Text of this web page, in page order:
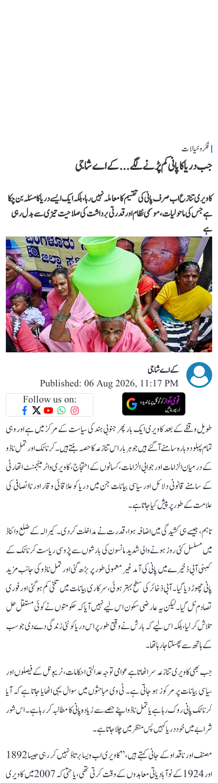
فکر و خیالات
جب دریا کا پانی کم پڑنے لگے...کے اے شاجی
کاویری تنازع اب صرف پانی کی تقسیم کا معاملہ نہیں رہا، بلکہ ایک ایسے دریا کا مسئلہ بن چکا
ہے جس کی ماحولیات، موسمی نظام اور قدرتی برداشت کی صلاحیت تیزی سے بدل رہی
ہے
کے اے شاجی
Published: 06 Aug 2026, 11:17 PM
Follow us on:
طویل وقفے کے بعد کاویری ایک بار پھر جنوبی ہند کی سیاست کے مرکز میں ہے اور وہی
تمام پہلو دوبارہ سامنے آ گئے ہیں جو ہر بار اس تنازعہ کا حصہ بنتے ہیں۔ کرناٹک اور تمل ناڈو
کے درمیان الزامات اور جوابی الزامات، کسانوں کے احتجاج، کاویری واٹر مینجمنٹ اتھارٹی
کے سامنے قانونی دلائل اور سیاسی بیانات جن میں دریا کو علاقائی وقار اور ناانصافی کی
علامت کے طور پر پیش کیا جاتا ہے۔
تاہم، جیسے ہی کشیدگی میں اضافہ ہوا، قدرت نے مداخلت کر دی۔ کیرالہ کے ضلع وائناڈ
میں مسلسل کئی روز ہونے والی شدید مانسون کی بارشوں سے پڑوسی ریاست کرناٹک کے
کبنی آبی ذخیرے میں پانی کی آمد غیر معمولی طور پر بڑھ گئی اور تمل ناڈو کی جانب مزید
پانی چھوڑ دیا گیا۔ آبی ذخائر کی سطح بہتر ہوئی، سرکاری بیانات میں تلخی کم ہو گئی اور فوری
تصادم ٹل گیا۔ لیکن یہ عارضی سکون اس لیے نہیں آیا کہ حکومتوں نے کوئی مستقل حل
تلاش کر لیا، بلکہ اس لیے کہ بارش نے وقتی طور پر اس دریا کو نئی زندگی دے دی جو سب
کے ہاتھ سے پھسلتا جا رہا تھا۔
جب بھی کاویری تنازعہ سر اٹھاتا ہے عوامی توجہ عدالتی احکامات، ٹریبونل کے فیصلوں اور
سیاسی بیانات پر مرکوز ہو جاتی ہے۔ ٹی وی مباحثوں میں سوال یہی اٹھایا جاتا ہے کہ آیا
کرناٹک پانی روک رہا ہے یا تمل ناڈو اپنے حصے سے زیادہ پانی کا مطالبہ کر رہا ہے۔ اس شور
شرابے میں خود دریا کہیں پس منظر میں چلا جاتا ہے۔
مصنف اور ناقد او کے جانی کہتے ہیں، ’’کاویری اب ویسا برتاؤ نہیں کر رہی جیسا 1892
اور 1924 کے نوآبادیاتی معاہدوں کے وقت کرتی تھی، یا حتیٰ کہ 2007 میں کاویری